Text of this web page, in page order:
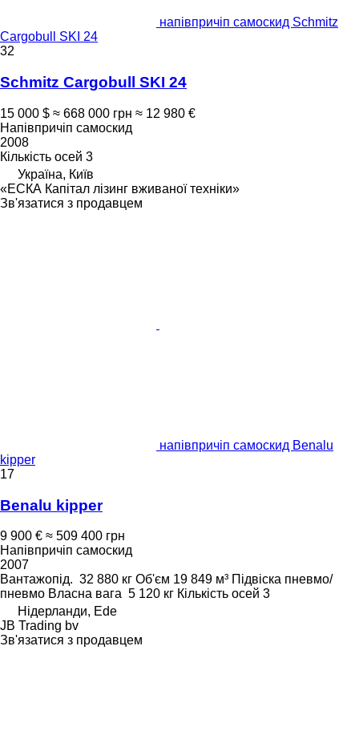
напівпричіп самоскид Schmitz
Cargobull SKI 24
32
Schmitz Cargobull SKI 24
15 000 $ ≈ 668 000 грн ≈ 12 980 €
Напівпричіп самоскид
2008
Кількість осей 3
Україна, Київ
«ЕСКА Капітал лізинг вживаної техніки»
Зв'язатися з продавцем
напівпричіп самоскид Benalu
kipper
17
Benalu kipper
9 900 € ≈ 509 400 грн
Напівпричіп самоскид
2007
Вантажопід. 32 880 кг Об'єм 19 849 м³ Підвіска пневмо/
пневмо Власна вага 5 120 кг Кількість осей 3
Нідерланди, Ede
JB Trading bv
Зв'язатися з продавцем